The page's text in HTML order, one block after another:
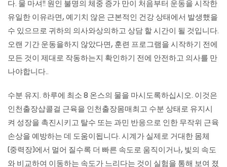
다. 물 마셔!! 원인 불명의 체중 증가 만이 처음부터 운동을 시작한
유일한 이유라면, 예기치 않은 근본적인 건강 상태에서 발생했을
수 있으므로 귀하의 의사와상의하고 상담 할 시간이 될 것입니다.
오랜 기간 운동을하지 않았다면, 훈련 프로그램을 시작하기 전에
모든 것이 제대로 작동하는지 확인하기 전에 안전하고 의사를 만
나야합니다..
수분 유지. 하루에 최소 8 온스의 물을 마시도록하십시오. 이것은
인천출장샵콜걸 근육을 인천출장몸매최고 수분 상태로 유지시
켜 성장을 촉진시키고 탈수 또는 과민 반응으로 인한 무작위 근육
손상을 예방하는 데 도움이됩니다. 시계가 실제로 거대한 몸체
(중력장)에서 멀어 질수록 더 빠른 속도로 움직이거나, 빛의 속도
와 비교하여 이동하는 속도가 느리다는 것이 실험을 통해 보여 졌